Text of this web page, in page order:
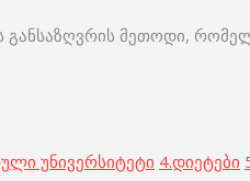
განსაზღვრის მეთოდი,
უნივერსიტეტი 4.დიეტები